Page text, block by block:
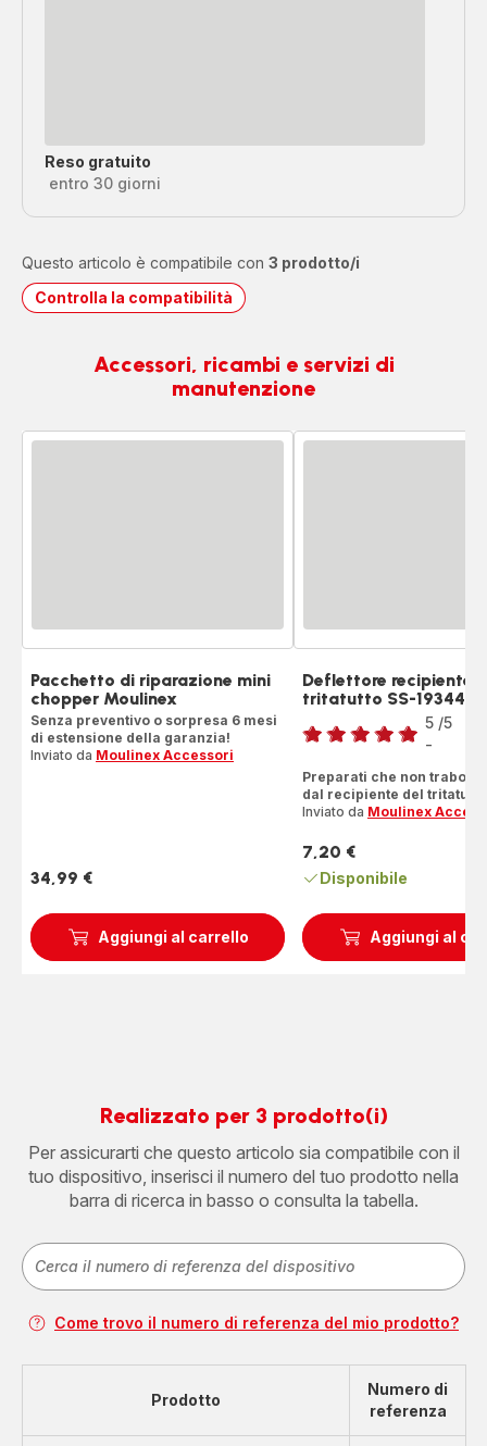
Reso gratuito
entro 30 giorni
Questo articolo è compatibile con 3 prodotto/i
Controlla la compatibilità
Accessori, ricambi e servizi di
manutenzione
Aggiungi al carrello
Pacchetto di riparazione mini
chopper Moulinex
Senza preventivo o sorpresa 6 mesi
di estensione della garanzia!
Inviato da Moulinex Accessori
Prezzo
34,99 €
Aggiungi al
Deflettore recipiente
tritatutto SS-193445
Voto
di
cinque
stelle
(media)
5 /5
-
Preparati che non
dal recipiente del
Inviato da Moulinex
Prezzo
7,20 €
Disponibile
Realizzato per 3 prodotto(i)
Per assicurarti che questo articolo sia compatibile con il
tuo dispositivo, inserisci il numero del tuo prodotto nella
barra di ricerca in basso o consulta la tabella.
Come trovo il numero di referenza del mio prodotto?
Prodotto
Numero di
referenza